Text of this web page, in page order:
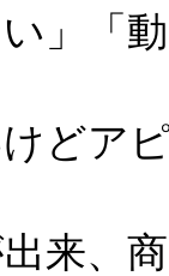
い」「
けどア
来、